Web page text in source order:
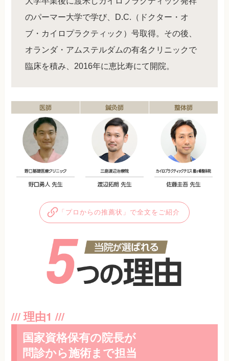
のパーマー大学で学び、D.C.（ドクター・オ
ブ・カイロプラクティック）号取得。その後、
オランダ・アムステルダムの有名クリニックで
臨床を積み、2016年に恵比寿にて開院。
「プロからの推薦状」で全文をご紹介
国家資格保有の院長が
問診から施術まで担当